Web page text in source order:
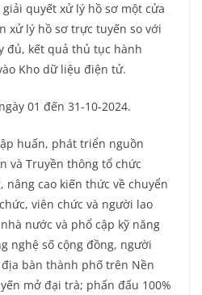
quyết xử lý hồ sơ một cửa
xử lý hồ sơ trực tuyến so với
đủ, kết quả thủ tục hành
Kho dữ liệu điện tử.
01 đến 31-10-2024.
huấn, phát triển nguồn
và Truyền thông tổ chức
cao kiến thức về chuyển
viên chức và người lao
nước và phổ cập kỹ năng
nghệ số cộng đồng, người
bàn thành phố trên Nền
mở đại trà; phấn đấu 100%